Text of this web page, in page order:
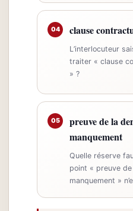
04 clause
L’interlocuteur
traiter « clause
» ?
05
preuve de la
manquement
Quelle réserve
point « preuve
manquement »